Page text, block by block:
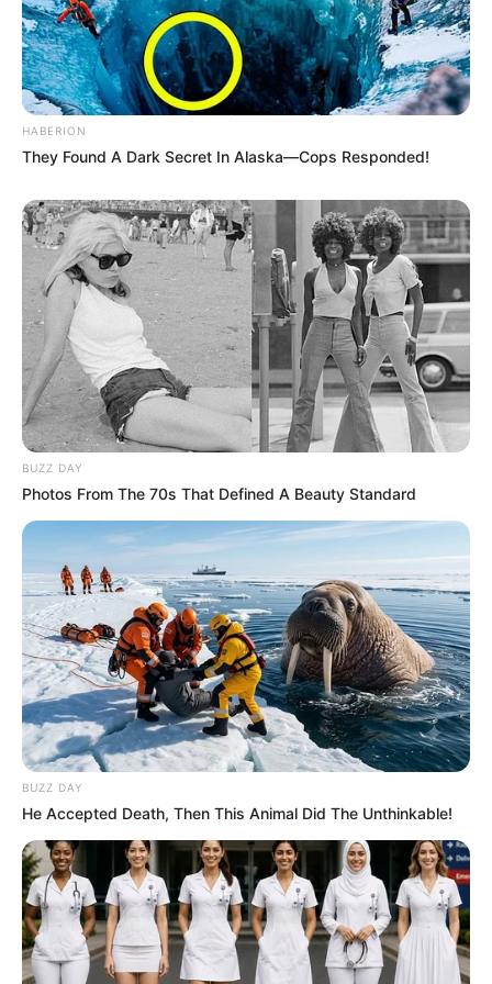
En complément de notre pronostic Quinté+ vous
retrouverez un peu plus bas sur cette même page la
sélection d’une vingtaine de pronos de la presse
Lausanne, Le Parisien, RTL, Tiercé Magazine, Zeturf et bien
d’autres).
Egalement à votre disposition et dans le but de vous
faciliter l’analyse de ce quinté, vous pourrez découvrirles
dernières statistiques des pronostiqueurs sur les courses
de Trot attelé.
POWERBALL N° CHANCE
Quel opérateur pour jouer le Tiercé Quarté
Quinté?
Vous pouvez parier le Quinté du jour chez l’un des
opérateurs suivant: Zeturf.fr, Genybet.fr ou PMU.fr,
Jeux à 0.10 € exclusivité du Web
HABERION
They Found A Dark Secret In Alaska—Cops Responded!
BUZZ DAY
Photos From The 70s That Defined A Beauty Standard
BUZZ DAY
He Accepted Death, Then This Animal Did The Unthinkable!